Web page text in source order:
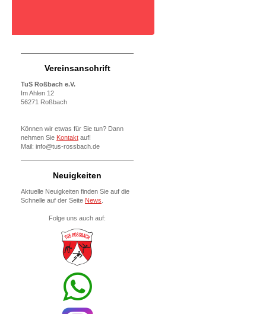
Vereinsanschrift
TuS Roßbach e.V.
Im Ahlen 12
56271 Roßbach
Können wir etwas für Sie tun? Dann
nehmen Sie Kontakt auf!
Mail: info@tus-rossbach.de
Neuigkeiten
Aktuelle Neuigkeiten finden Sie auf die
Schnelle auf der Seite News
Folge uns auch auf: